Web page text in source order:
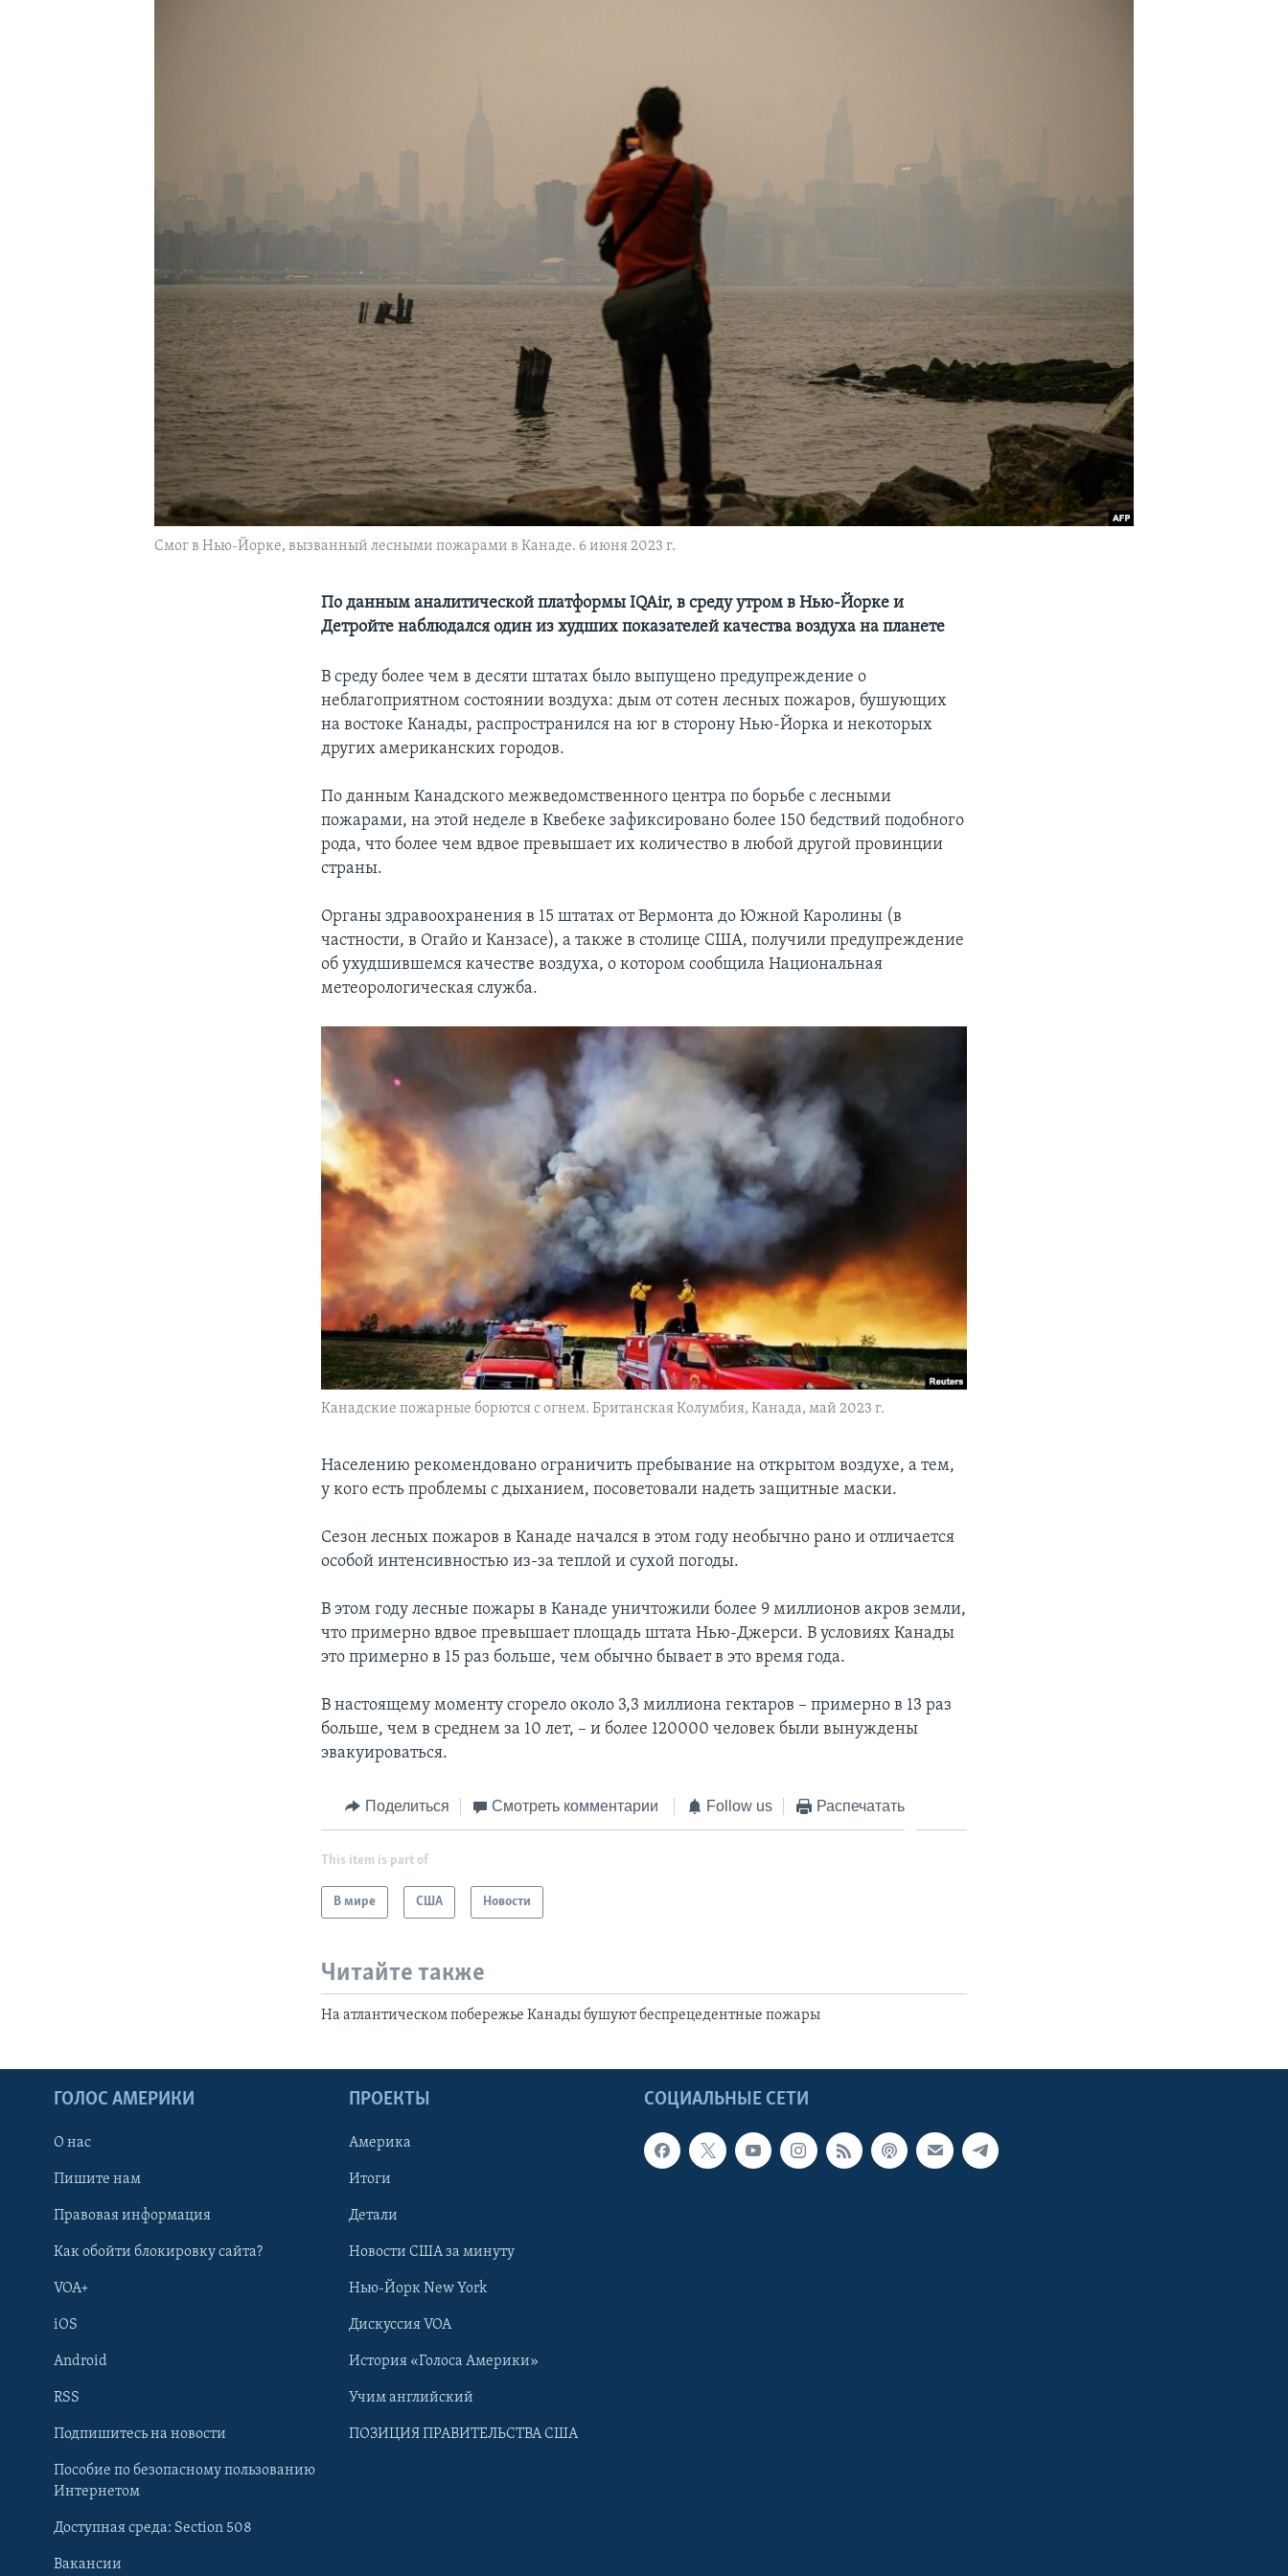
Learning English
Смог в Нью-Йорке, вызванный лесными пожарами в Канаде. 6 июня 2023 г.
По данным аналитической платформы IQAir, в среду утром в Нью-Йорке и
Детройте наблюдался один из худших показателей качества воздуха на планете
В среду более чем в десяти штатах было выпущено предупреждение о
неблагоприятном состоянии воздуха: дым от сотен лесных пожаров, бушующих
на востоке Канады, распространился на юг в сторону Нью-Йорка и некоторых
других американских городов.
По данным Канадского межведомственного центра по борьбе с лесными
пожарами, на этой неделе в Квебеке зафиксировано более 150 бедствий подобного
рода, что более чем вдвое превышает их количество в любой другой провинции
страны.
Органы здравоохранения в 15 штатах от Вермонта до Южной Каролины (в
частности, в Огайо и Канзасе), а также в столице США, получили предупреждение
об ухудшившемся качестве воздуха, о котором сообщила Национальная
метеорологическая служба.
Канадские пожарные борются с огнем. Британская Колумбия, Канада, май 2023 г.
Населению рекомендовано ограничить пребывание на открытом воздухе, а тем,
у кого есть проблемы с дыханием, посоветовали надеть защитные маски.
Сезон лесных пожаров в Канаде начался в этом году необычно рано и отличается
особой интенсивностью из-за теплой и сухой погоды.
В этом году лесные пожары в Канаде уничтожили более 9 миллионов акров земли,
что примерно вдвое превышает площадь штата Нью-Джерси. В условиях Канады
это примерно в 15 раз больше, чем обычно бывает в это время года.
В настоящему моменту сгорело около 3,3 миллиона гектаров – примерно в 13 раз
больше, чем в среднем за 10 лет, – и более 120000 человек были вынуждены
эвакуироваться.
Поделиться Смотреть комментарии Follow us Распечатать
This item is part of
В мире США Новости
Читайте также
На атлантическом побережье Канады бушуют беспрецедентные пожары
СОЦИАЛЬНЫЕ СЕТИ
ГОЛОС АМЕРИКИ
О нас
Пишите нам
Правовая информация
Как обойти блокировку сайта?
VOA+
iOS
Android
RSS
Подпишитесь на новости
Пособие по безопасному пользованию
Интернетом
Доступная среда: Section 508
Вакансии
ПРОЕКТЫ
Америка
Итоги
Детали
Новости США за минуту
Нью-Йорк New York
Дискуссия VOA
История «Голоса Америки»
Учим английский
ПОЗИЦИЯ ПРАВИТЕЛЬСТВА США